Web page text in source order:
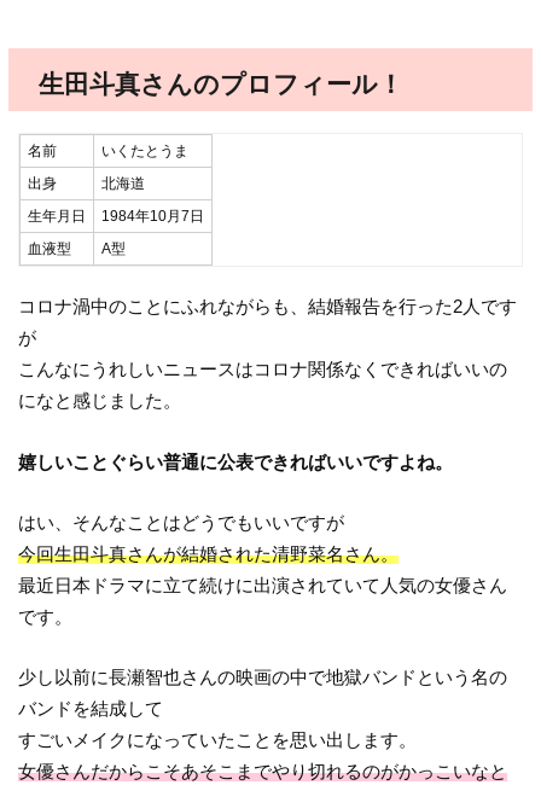
生田斗真さんのプロフィール！
名前
いくたとうま
出身
北海道
生年月日
1984年10月7日
血液型
A型
コロナ渦中のことにふれながらも、結婚報告を行った2人です
が
こんなにうれしいニュースはコロナ関係なくできればいいの
になと感じました。
嬉しいことぐらい普通に公表できればいいですよね。
はい、そんなことはどうでもいいですが
今回生田斗真さんが結婚された清野菜名さん。
最近日本ドラマに立て続けに出演されていて人気の女優さん
です。
少し以前に長瀬智也さんの映画の中で地獄バンドという名の
バンドを結成して
すごいメイクになっていたことを思い出します。
女優さんだからこそあそこまでやり切れるのがかっこいなと